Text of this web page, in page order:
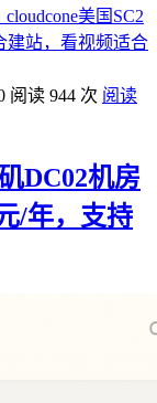
美国SC2
建站，看视频适合
阅读 944 次 阅读
DC02机房
/年，支持